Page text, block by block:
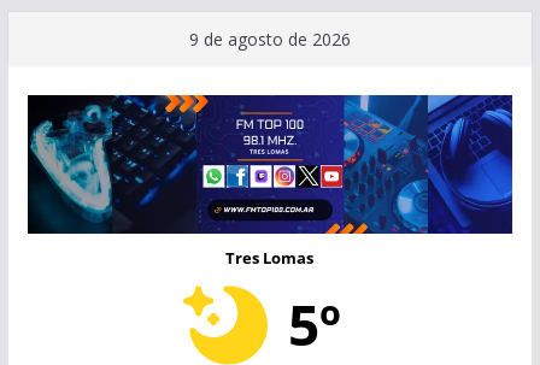
contenido
9 de agosto de 2026
Tres Lomas
5º